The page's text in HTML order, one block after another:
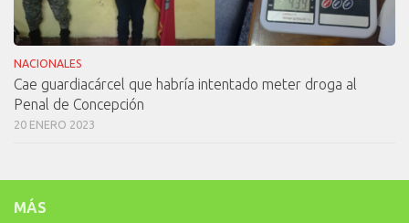
NACIONALES
Cae guardiacárcel que habría intentado meter droga al
Penal de Concepción
20 ENERO 2023
MÁS